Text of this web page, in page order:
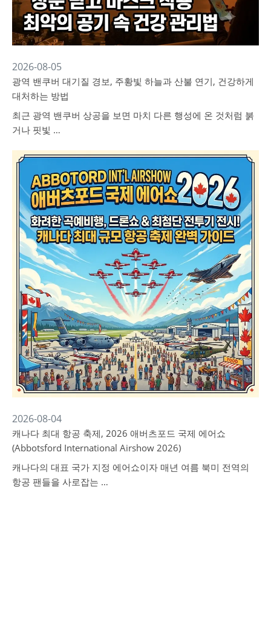
2026-08-05
광역 밴쿠버 대기질 경보, 주황빛 하늘과 산불 연기, 건강하게
대처하는 방법
최근 광역 밴쿠버 상공을 보면 마치 다른 행성에 온 것처럼 붉
거나 핏빛 …
2026-08-04
캐나다 최대 항공 축제, 2026 애버츠포드 국제 에어쇼
(Abbotsford International Airshow 2026)
캐나다의 대표 국가 지정 에어쇼이자 매년 여름 북미 전역의
항공 팬들을 사로잡는 …